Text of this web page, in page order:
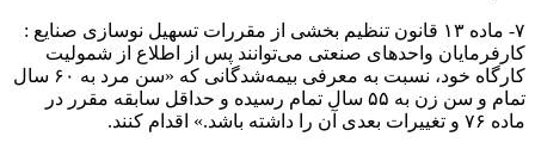
۷- ماده ۱۳ قانون تنظیم بخشی از مقررات تسهیل نوسازی صنایع :
کارفرمایان واحدهای صنعتی می‌توانند پس از اطلاع از شمولیت
کارگاه خود، نسبت به معرفی بیمه‌شدگانی که «سن مرد به ۶۰ سال
تمام و سن زن به ۵۵ سال تمام رسیده و حداقل سابقه مقرر در
ماده ۷۶ و تغییرات بعدی آن را داشته باشد.» اقدام کنند.